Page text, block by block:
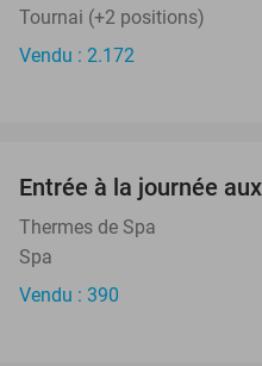
Tournai (+2 positions)
Vendu : 2.172
Entrée à la journée
Thermes de Spa
Spa
Vendu : 390